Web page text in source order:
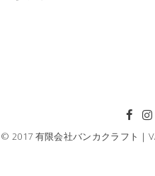
© 2017 有限会社バンカクラフト｜